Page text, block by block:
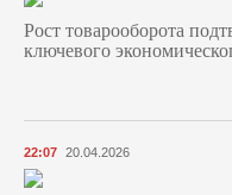
Рост товарооборота
ключевого
22:07 20.04.2026